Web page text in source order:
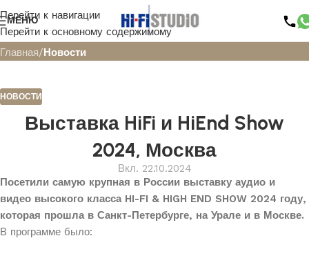
Перейти к навигации
Перейти к основному содержимому
МЕНЮ
Блог
Главная/Новости
НОВОСТИ
Выставка HiFi и HiEnd Show
2024, Москва
Вкл. 22.10.2024
Посетили самую крупная в России выставку аудио и
видео высокого класса HI-FI & HIGH END SHOW 2024 году,
которая прошла в Санкт-Петербурге, на Урале и в Москве.
В программе было: